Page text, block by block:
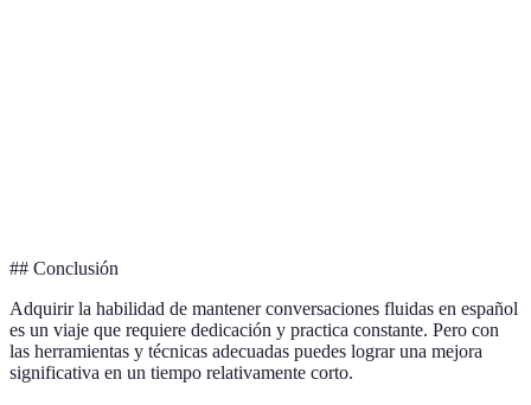
## Conclusión
Adquirir la habilidad de mantener conversaciones fluidas en español
es un viaje que requiere dedicación y practica constante. Pero con
las herramientas y técnicas adecuadas puedes lograr una mejora
significativa en un tiempo relativamente corto.